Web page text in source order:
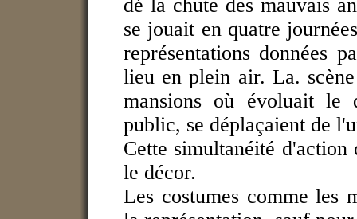
dé la chute des mauvais
se jouait en quatre
représentations données
lieu en plein air. La.
mansions où évoluait le
public, se déplaçaient de
Cette simultanéité
le décor.
Les costumes comme les